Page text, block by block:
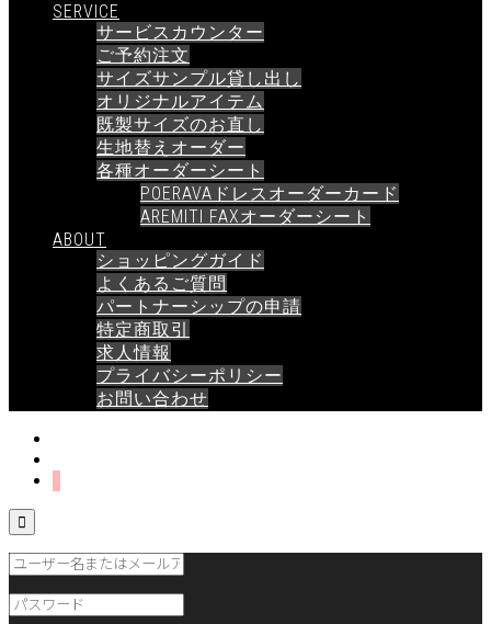
SERVICE
サービスカウンター
ご予約注文
サイズサンプル貸し出し
オリジナルアイテム
既製サイズのお直し
生地替えオーダー
各種オーダーシート
POERAVAドレスオーダーカード
AREMITI FAXオーダーシート
ABOUT
ショッピングガイド
よくあるご質問
パートナーシップの申請
特定商取引
求人情報
プライバシーポリシー
お問い合わせ
